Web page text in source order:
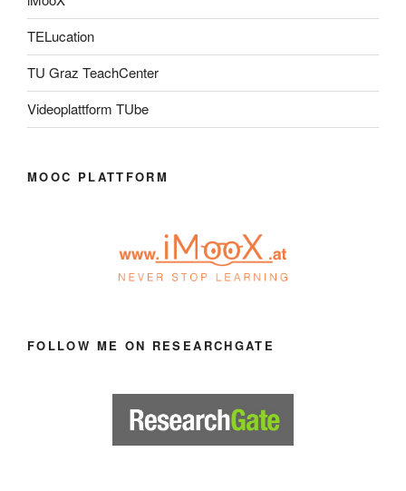
TELucation
TU Graz TeachCenter
Videoplattform TUbe
MOOC PLATTFORM
FOLLOW ME ON RESEARCHGATE